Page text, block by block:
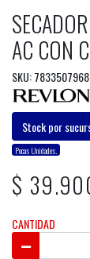
AC CON
SKU:
Stock por
Pocas Unidades.
$
CANTIDAD